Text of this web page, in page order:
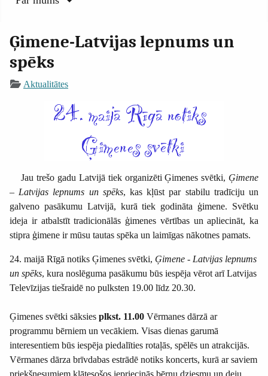
Ģimene-Latvijas lepnums un
spēks
Aktualitātes
Jau trešo gadu Latvijā tiek organizēti Ģimenes svētki, Ģimene
– Latvijas lepnums un spēks, kas kļūst par stabilu tradīciju un
galveno pasākumu Latvijā, kurā tiek godināta ģimene. Svētku
ideja ir atbalstīt tradicionālās ģimenes vērtības un apliecināt, ka
stipra ģimene ir mūsu tautas spēka un laimīgas nākotnes pamats.
24. maijā Rīgā notiks Ģimenes svētki, Ģimene - Latvijas lepnums
un spēks, kura noslēguma pasākumu būs iespēja vērot arī Latvijas
Televīzijas tiešraidē no pulksten 19.00 līdz 20.30.
Ģimenes svētki sāksies plkst. 11.00 Vērmanes dārzā ar
programmu bērniem un vecākiem. Visas dienas garumā
interesentiem būs iespēja piedalīties rotaļās, spēlēs un atrakcijās.
Vērmanes dārza brīvdabas estrādē notiks koncerts, kurā ar saviem